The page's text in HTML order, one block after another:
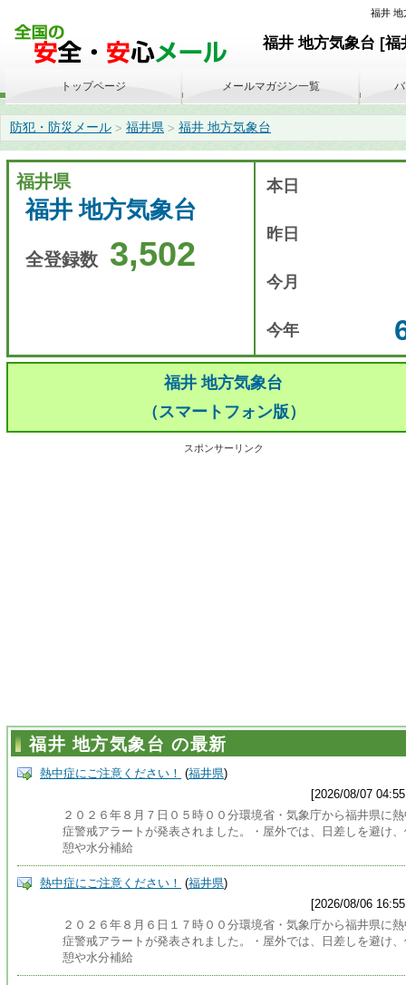
福井 地
福井 地方気象台 [福
防犯・防災メール > 福井県 > 福井 地方気象台
福井県
福井 地方気象台
全登録数 3,502
本日
昨日
今月
今年
福井 地方気象台
（スマートフォン版）
スポンサーリンク
福井 地方気象台 の最新
熱中症にご注意ください！ (福井県)
[2026/08/07
２０２６年８月７日０５時００分環境省・気象庁から福井県に
症警戒アラートが発表されました。・屋外では、日差しを避け
憩や水分補給
熱中症にご注意ください！ (福井県)
[2026/08/06
２０２６年８月６日１７時００分環境省・気象庁から福井県に
症警戒アラートが発表されました。・屋外では、日差しを避け
憩や水分補給
トップページ メールマガジン一覧